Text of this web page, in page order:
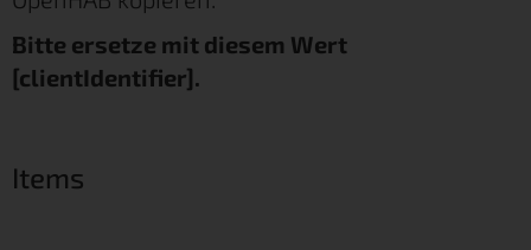
Bitte ersetze mit diesem Wert
[clientIdentifier].
Items